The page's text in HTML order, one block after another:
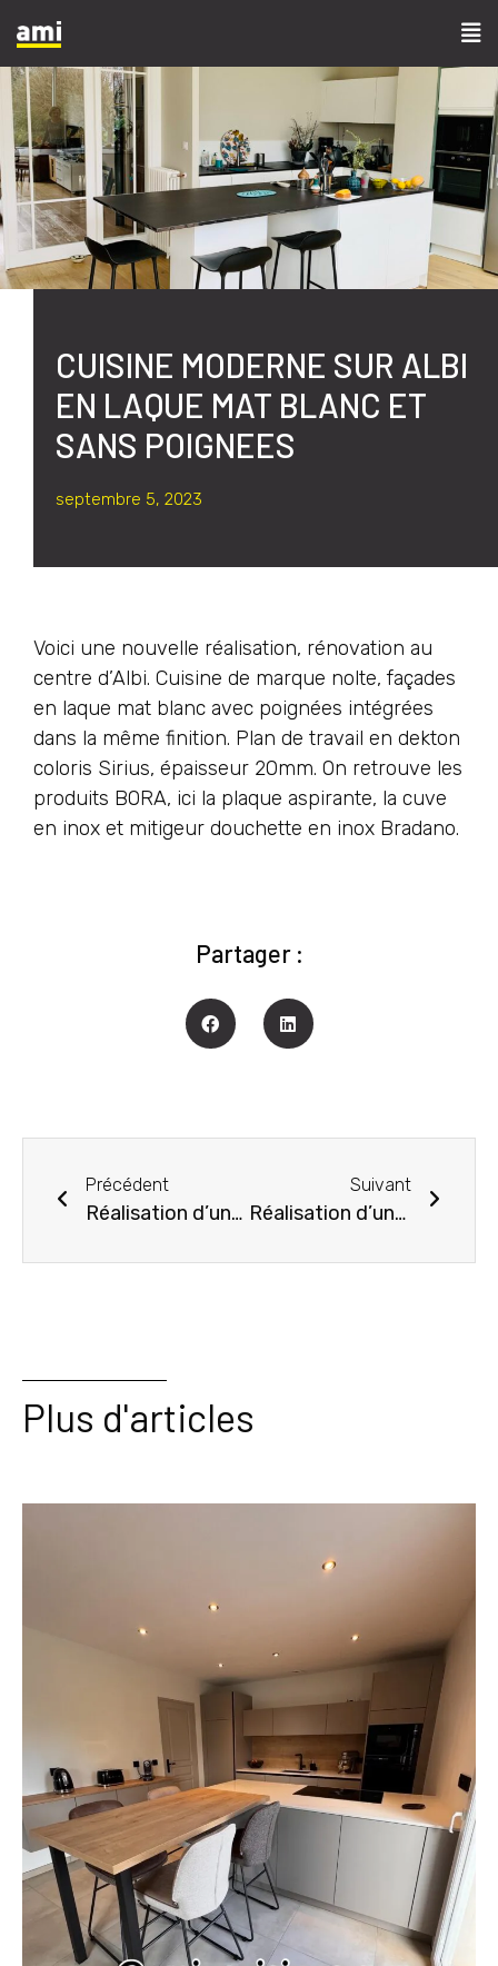
CUISINE MODERNE SUR ALBI
EN LAQUE MAT BLANC ET
SANS POIGNEES
septembre 5, 2023
Voici une nouvelle réalisation, rénovation au
centre d’Albi. Cuisine de marque nolte, façades
en laque mat blanc avec poignées intégrées
dans la même finition. Plan de travail en dekton
coloris Sirius, épaisseur 20mm. On retrouve les
produits BORA, ici la plaque aspirante, la cuve
en inox et mitigeur douchette en inox Bradano.
Partager :
Précédent
Réalisation d’une cuisine à Puygouzon par Claire AMI CUISINES
Suivant
Réalisation d’une cuisine à Mailhoc
Plus d'articles